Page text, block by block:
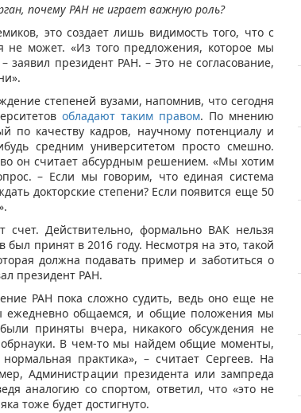
почему РАН не играет важную роль?
это создает лишь видимость того, что с
не может. «Из того предложения, которое мы
заявил президент РАН. – Это не согласование,
степеней вузами, напомнив, что сегодня
обладают таким правом. По мнению
по качеству кадров, научному потенциалу и
средним университетом просто смешно.
он считает абсурдным решением. «Мы хотим
– Если мы говорим, что единая система
докторские степени? Если появится еще 50
счет. Действительно, формально ВАК нельзя
принят в 2016 году. Несмотря на это, такой
должна подавать пример и заботиться о
президент РАН.
РАН пока сложно судить, ведь оно еще не
общаемся, и общие положения мы
приняты вчера, никакого обсуждения не
В чем-то мы найдем общие моменты,
практика», – считает Сергеев. На
Администрации президента или зампреда
аналогию со спортом, ответил, что «это не
тоже будет достигнуто.